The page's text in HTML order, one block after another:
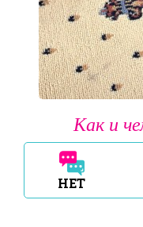
Как и
НЕТ